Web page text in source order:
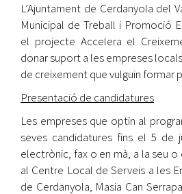
L’Ajuntament de Cerdanyola del
Municipal de Treball i Promoció
el projecte Accelera el
donar suport a les empreses
de creixement que vulguin formar
Presentació de candidatures
Les empreses que optin al
seves candidatures fins el 5 de
electrònic, fax o en mà, a la seu
al Centre Local de Serveis a les
de Cerdanyola, Masia Can